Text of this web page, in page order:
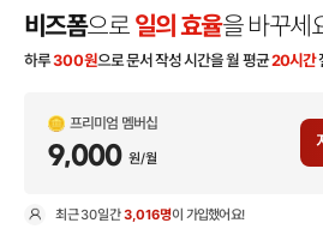
비즈폼으로 일의 효율을 바꾸세
하루300원으로 문서 작성 시간을 월 평균20시간
프리미엄 멤버십
9,000 원/월
최근30일간3,016명이 가입했어요!